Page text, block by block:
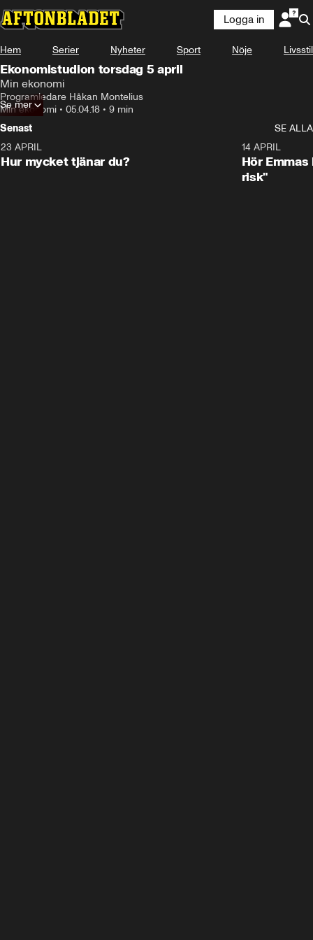
Logga in
Hem Serier Nyheter Sport Nöje Livsstil
Ekonomistudion torsdag 5 april
Min ekonomi
Programledare Håkan Montelius
Min ekonomi • 05.04.18 • 9 min
Se mer
Senast
SE ALLA
23 APRIL
Hur mycket tjänar du?
14 APRIL
Hör
risk"